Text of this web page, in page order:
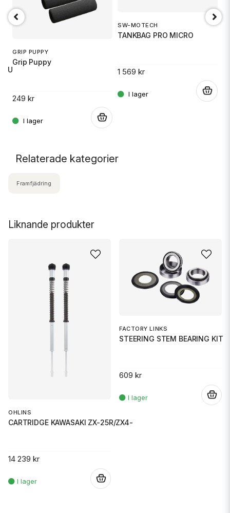
RU
GRIP PUPPY
Grip Puppy
249 kr
SW-MOTECH
TANKBAG PRO MICRO
1 569 kr
Liknande produkter
OHLINS
CARTRIDGE KAWASAKI ZX-25R/ZX4-
14 239 kr
FACTORY LINKS
STEERING STEM BEARING KIT
609 kr
Relaterade kategorier
Framfjädring